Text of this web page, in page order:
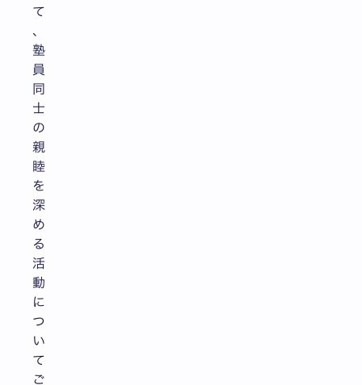
て
、
塾
員
同
士
の
親
睦
を
深
め
る
活
動
に
つ
い
て
ご